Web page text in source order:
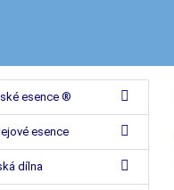
esence ®
esence
dílna